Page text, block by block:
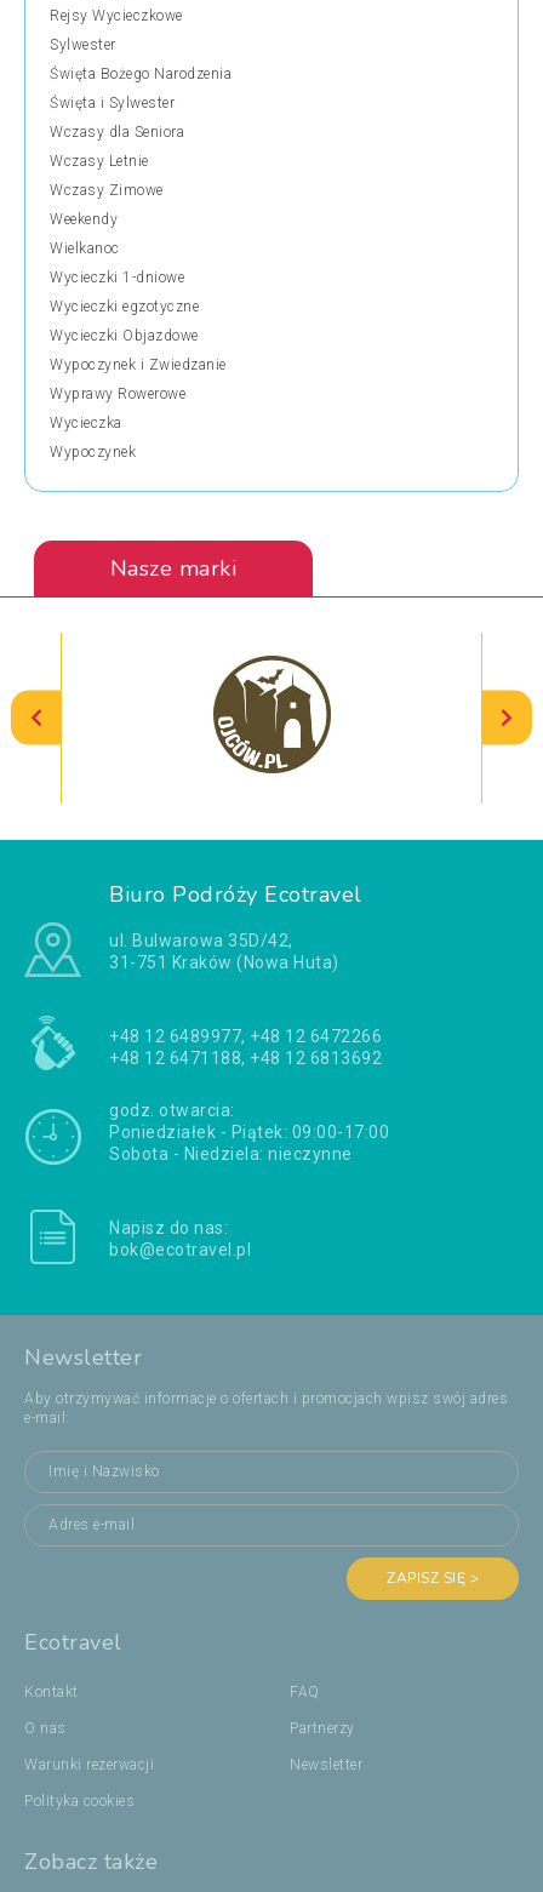
Rejsy Wycieczkowe
Sylwester
Święta Bożego Narodzenia
Święta i Sylwester
Wczasy dla Seniora
Wczasy Letnie
Wczasy Zimowe
Weekendy
Wielkanoc
Wycieczki 1-dniowe
Wycieczki egzotyczne
Wycieczki Objazdowe
Wypoczynek i Zwiedzanie
Wyprawy Rowerowe
Wycieczka
Wypoczynek
Nasze marki
Biuro Podróży Ecotravel
ul. Bulwarowa 35D/42,
31-751 Kraków (Nowa Huta)
+48 12 6489977, +48 12 6472266
+48 12 6471188, +48 12 6813692
godz. otwarcia:
Poniedziałek - Piątek: 09:00-17:00
Sobota - Niedziela: nieczynne
Napisz do nas:
bok@ecotravel.pl
Newsletter
Aby otrzymywać informacje o ofertach i promocjach wpisz swój adres
e-mail:
ZAPISZ SIĘ >
Ecotravel
Kontakt
O nas
Warunki rezerwacji
Polityka cookies
FAQ
Partnerzy
Newsletter
Zobacz także